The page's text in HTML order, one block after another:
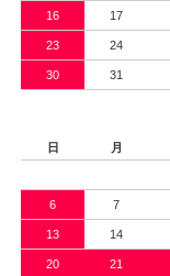
16 17
23 24
30 31
日
月
6 7
13 14
20 21